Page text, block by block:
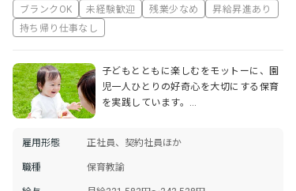
ブランクOK
未経験歓迎 残業少なめ
昇給昇進あり
持ち帰り仕事なし
子どもとともに楽しむをモットーに、園
児一人ひとりの好奇心を大切にする保育
を実践しています。…
雇用形態 正社員、契約社員ほか
職種 保育教諭